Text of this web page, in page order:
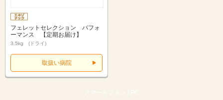
フェレットセレクション パフォ
ーマンス 【定期お届け】
3.5kg (ドライ)
取扱い病院
スマートフォン | PC